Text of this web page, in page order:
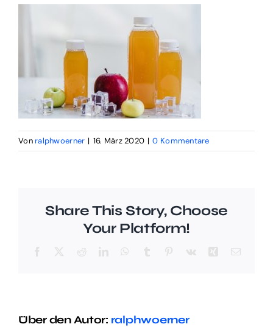
Kontakt
Impressum
Vonralphwoerner | 16. März 2020 | 0 Kommentare
Share This Story, Choose
Your Platform!
Facebook RedditLinkedInWhatsApp
Tumblr Pinterest
Vk XingE-
Über den Autor: ralphwoerner